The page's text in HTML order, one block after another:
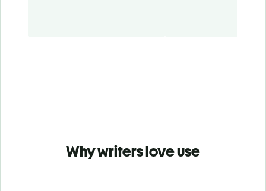
Why writers love use